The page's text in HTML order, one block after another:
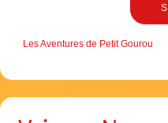
Les Aventures de Petit Gourou